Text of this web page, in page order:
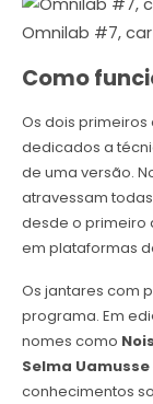
Omnilab #7,
Como
Os dois
dedicados a
de uma versão.
atravessam
desde o primeiro
em plataformas
Os jantares com
programa. Em
nomes como
Selma Uamusse
conhecimentos